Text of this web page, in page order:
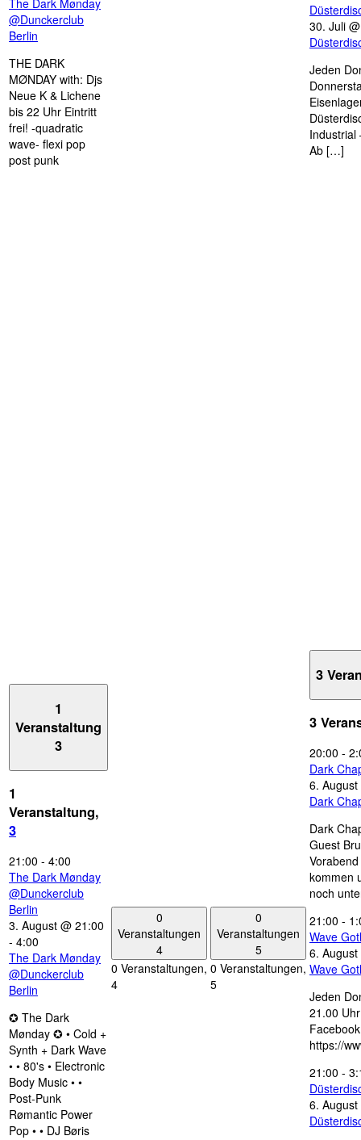
The Dark Mønday
@Dunckerclub
Berlin
THE DARK
MØNDAY with: Djs
Neue K & Lichene
bis 22 Uhr Eintritt
frei! -quadratic
wave- flexi pop
post punk
30. Juli
Jeden
Industrial
Ab […]
1
Veranstaltung
3
1
Veranstaltung,
3
21:00 - 4:00
The Dark Mønday
@Dunckerclub
Berlin
3. August @ 21:00
- 4:00
The Dark Mønday
@Dunckerclub
Berlin
✪ The Dark
Mønday ✪ • Cold +
Synth + Dark Wave
• • 80's • Electronic
Body Music • •
Post-Punk
Rømantic Power
Pop • • DJ Børis
0
Veranstaltungen
4
0 Veranstaltungen,
4
0
Veranstaltungen
5
0 Veranstaltungen,
5
3
3
20:00 -
Dark
6.
Dark
Dark
Guest
kommen
noch
21:00 -
Wave
6.
Wave
Jeden
21.00
https://
21:00 -
6.